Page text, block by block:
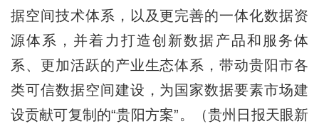
据空间技术体系，以及更完善的一体化数据资
源体系，并着力打造创新数据产品和服务体
系、更加活跃的产业生态体系，带动贵阳市各
类可信数据空间建设，为国家数据要素市场建
设贡献可复制的“贵阳方案”。（贵州日报天眼新